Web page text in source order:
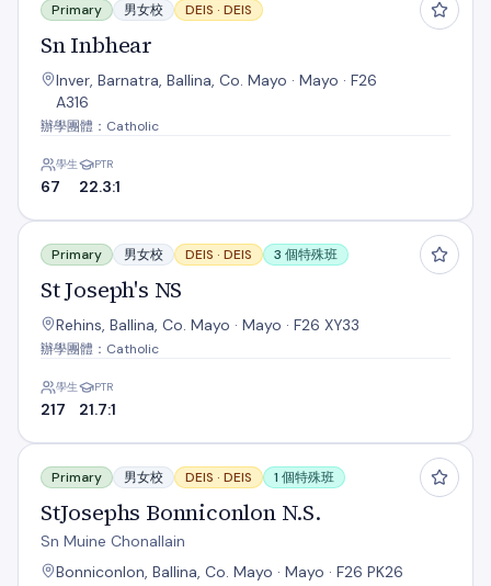
Primary 男女校 DEIS · DEIS
Sn Inbhear
Inver, Barnatra, Ballina, Co. Mayo · Mayo · F26
A316
辦學團體：Catholic
學生
67
PTR
22.3:1
St Joseph's NS
Primary 男女校 DEIS · DEIS 3 個特殊班
St Joseph's NS
Rehins, Ballina, Co. Mayo · Mayo · F26 XY33
辦學團體：Catholic
學生
217
PTR
21.7:1
StJosephs Bonniconlon N.S.
Primary 男女校 DEIS · DEIS 1 個特殊班
StJosephs Bonniconlon N.S.
Sn Muine Chonallain
Bonniconlon, Ballina, Co. Mayo · Mayo · F26 PK26